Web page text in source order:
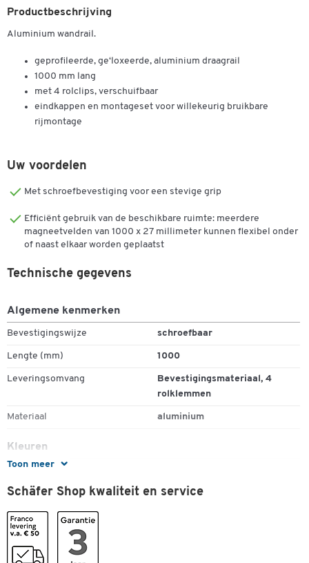
Productbeschrijving
Aluminium wandrail.
geprofileerde, ge‘loxeerde, aluminium draagrail
1000 mm lang
met 4 rolclips, verschuifbaar
eindkappen en montageset voor willekeurig bruikbare
rijmontage
Uw voordelen
Met schroefbevestiging voor een stevige grip
Efficiënt gebruik van de beschikbare ruimte: meerdere
magneetvelden van 1000 x 27 millimeter kunnen flexibel onder
of naast elkaar worden geplaatst
Toon meer
Technische gegevens
Algemene kenmerken
Bevestigingswijze schroefbaar
Lengte (mm) 1000
Leveringsomvang
Bevestigingsmateriaal, 4
rolklemmen
Materiaal aluminium
Kleuren
Kleur
Breedte (mm)
Schäfer Shop kwaliteit en service
Dubbelklik om in te zoomen